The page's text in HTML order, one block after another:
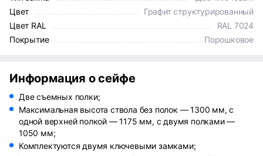
Цвет
Графит структурированный
Цвет RAL
RAL 7024
Покрытие
Порошковое
Информация о сейфе
Две съемных полки;
Максимальная высота ствола без полок — 1300 мм, с
одной верхней полкой — 1175 мм, с двумя полками —
1050 мм;
Комплектуются двумя ключевыми замками;